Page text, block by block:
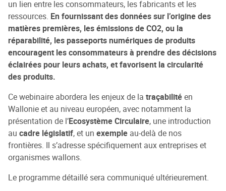
un lien entre les consommateurs, les fabricants et les
ressources. En fournissant des données sur l’origine des
matières premières, les émissions de CO2, ou la
réparabilité, les passeports numériques de produits
encouragent les consommateurs à prendre des décisions
éclairées pour leurs achats, et favorisent la circularité
des produits.
Ce webinaire abordera les enjeux de la traçabilitéen
Wallonie et au niveau européen, avec notamment la
présentation de l’Ecosystème Circulaire, une introduction
au cadre législatif, et un exemple au-delà de nos
frontières. Il s’adresse spécifiquement aux entreprises et
organismes wallons.
Le programme détaillé sera communiqué ultérieurement.